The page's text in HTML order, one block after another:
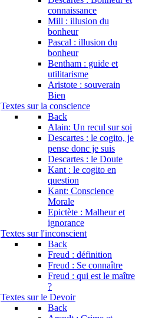
connaissance
Mill : illusion du
bonheur
Pascal : illusion du
bonheur
Bentham : guide et
utilitarisme
Aristote : souverain
Bien
Textes sur la conscience
Back
Alain: Un recul sur soi
Descartes : le cogito, je
pense donc je suis
Descartes : le Doute
Kant : le cogito en
question
Kant: Conscience
Morale
Epictète : Malheur et
ignorance
Textes sur l'inconscient
Back
Freud : définition
Freud : Se connaître
Freud : qui est le maître
?
Textes sur le Devoir
Back